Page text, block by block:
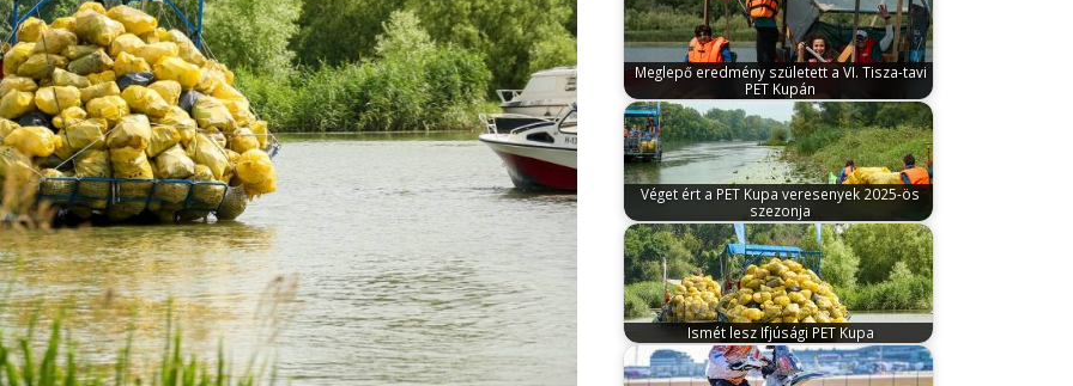
Meglepő eredmény született a VI. Tisza-tavi
PET Kupán
június 19, 2025A versenyt szervező PET
Kupa Egyesület sokat látott szervezőit is…
Véget ért a PET Kupa veresenyek 2025-ös
szezonja
szeptember 19, 2025A VI. Bodrogi PET
Kupával lezárult a PET Kupa versenyek…
Ismét lesz Ifjúsági PET Kupa
március 17, 2025A PET Kupa Egyesület
2023 után újra meghirdette a